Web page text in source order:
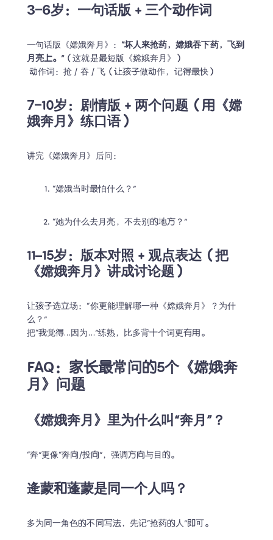
3–6岁：一句话版 + 三个动作词
一句话版《嫦娥奔月》： “坏人来抢药，嫦娥吞下药，飞到
月亮上。”（这就是最短版《嫦娥奔月》）
动作词：抢 / 吞 / 飞（让孩子做动作，记得最快）
7–10岁：剧情版 + 两个问题（用《嫦
娥奔月》练口语）
讲完《嫦娥奔月》后问：
“嫦娥当时最怕什么？”
“她为什么去月亮，不去别的地方？”
11–15岁：版本对照 + 观点表达（把
《嫦娥奔月》讲成讨论题）
让孩子选立场：“你更能理解哪一种《嫦娥奔月》？为什
么？”
把“我觉得…因为…”练熟，比多背十个词更有用。
FAQ：家长最常问的5个《嫦娥奔
月》问题
《嫦娥奔月》里为什么叫“奔月”？
“奔”更像“奔向/投向”，强调方向与目的。
逄蒙和蓬蒙是同一个人吗？
多为同一角色的不同写法，先记“抢药的人”即可。